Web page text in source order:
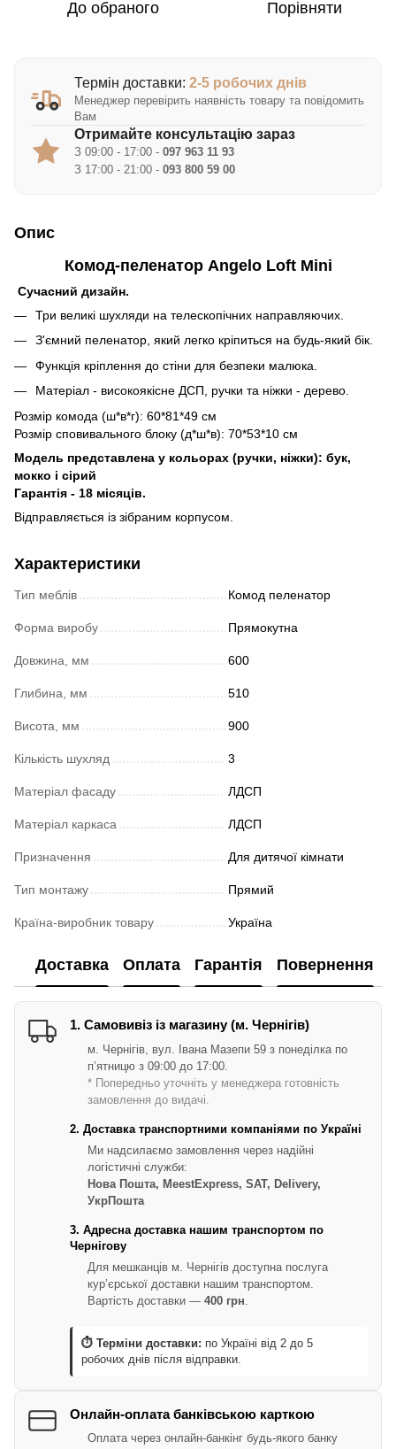
До обраного Порівняти
Термін доставки: 2-5 робочих днів
Менеджер перевірить наявність товару та повідомить
Вам
Отримайте консультацію зараз
З 09:00 - 17:00 - 097 963 11 93
З 17:00 - 21:00 - 093 800 59 00
Опис
Комод-пеленатор Angelo Loft Mini
Сучасний дизайн.
Три великі шухляди на телескопічних направляючих.
З'ємний пеленатор, який легко кріпиться на будь-який бік.
Функція кріплення до стіни для безпеки малюка.
Матеріал - високоякісне ДСП, ручки та ніжки - дерево.
Розмір комода (ш*в*г): 60*81*49 см
Розмір сповивального блоку (д*ш*в): 70*53*10 см
Модель представлена у кольорах (ручки, ніжки): бук,
мокко і сірий
Гарантія - 18 місяців.
Відправляється із зібраним корпусом.
Характеристики
Тип меблів Комод пеленатор
Форма виробу Прямокутна
Довжина, мм 600
Глибина, мм 510
Висота, мм 900
Кількість шухляд 3
Матеріал фасаду ЛДСП
Матеріал каркаса ЛДСП
Призначення Для дитячої кімнати
Тип монтажу Прямий
Країна-виробник товару Україна
Доставка Оплата Гарантія Повернення
1. Самовивіз із магазину (м. Чернігів)
м. Чернігів, вул. Івана Мазепи 59 з понеділка по
п’ятницю з 09:00 до 17:00.
* Попередньо уточніть у менеджера готовність
замовлення до видачі.
2. Доставка транспортними компаніями по Україні
Ми надсилаємо замовлення через надійні
логістичні служби:
Нова Пошта, MeestExpress, SAT, Delivery,
УкрПошта
3. Адресна доставка нашим транспортом по
Чернігову
Для мешканців м. Чернігів доступна послуга
кур’єрської доставки нашим транспортом.
Вартість доставки — 400 грн
⏱ Терміни доставки: по Україні від 2 до 5
робочих днів після відправки.
Онлайн-оплата банківською карткою
Оплата через онлайн-банкінг будь-якого банку